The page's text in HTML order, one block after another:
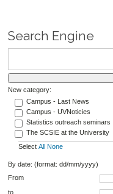
Search Engine
New category:
Campus - Last News
Campus - UVNoticies
Statistics outreach seminars
The SCSIE at the University
Select All None
By date: (format: dd/mm/yyyy)
From
to